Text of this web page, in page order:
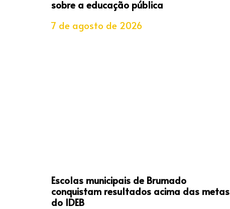
sobre a educação pública
7 de agosto de 2026
Escolas municipais de Brumado
conquistam resultados acima das metas
do IDEB